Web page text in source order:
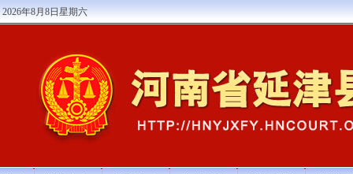
2026年8月8日星期六